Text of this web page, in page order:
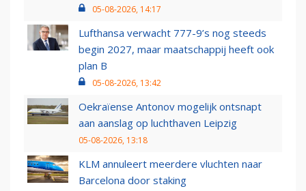
05-08-2026, 14:17
Lufthansa verwacht 777-9’s nog steeds
begin 2027, maar maatschappij heeft ook
plan B
05-08-2026, 13:42
Oekraïense Antonov mogelijk ontsnapt
aan aanslag op luchthaven Leipzig
05-08-2026, 13:18
KLM annuleert meerdere vluchten naar
Barcelona door staking